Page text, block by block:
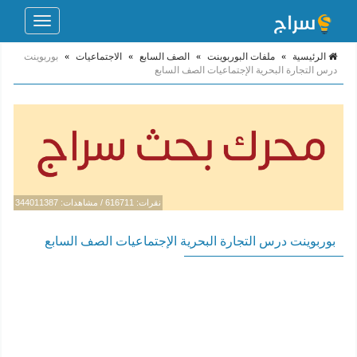
Toggle
الرئيسية » ملفات البوربوينت » الصف السابع » الاجتماعيات » بوربوينت
درس التجارة البحرية الإجتماعيات الصف السابع
نقرات: 616711 / مشاهدات: 344011387
بوربوينت درس التجارة البحرية الإجتماعيات الصف السابع